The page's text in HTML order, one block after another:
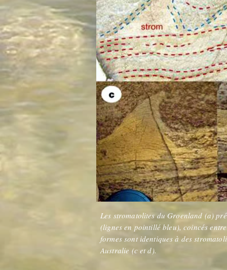
Les stromatolites du Groenland (a)
(lignes en pointillé bleu), coincés
formes sont identiques à des
Australie (c et d).